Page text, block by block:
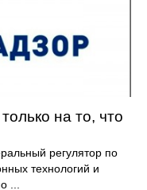
на то, что
регулятор по
технологий и
...